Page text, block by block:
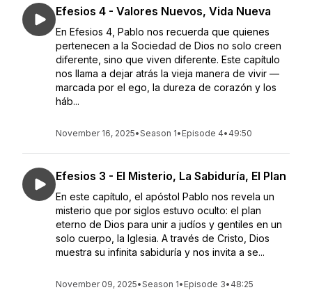
Efesios 4 - Valores Nuevos, Vida Nueva
En Efesios 4, Pablo nos recuerda que quienes
pertenecen a la Sociedad de Dios no solo creen
diferente, sino que viven diferente. Este capítulo
nos llama a dejar atrás la vieja manera de vivir —
marcada por el ego, la dureza de corazón y los
háb...
November 16, 2025•Season 1• Episode 4• 49:50
Efesios 3 - El Misterio, La Sabiduría, El Plan
En este capítulo, el apóstol Pablo nos revela un
misterio que por siglos estuvo oculto: el plan
eterno de Dios para unir a judíos y gentiles en un
solo cuerpo, la Iglesia. A través de Cristo, Dios
muestra su infinita sabiduría y nos invita a se...
November 09, 2025•Season 1• Episode 3• 48:25